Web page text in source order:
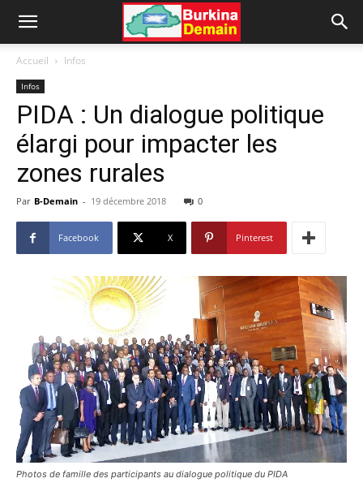
Accueil Infos
Infos
PIDA : Un dialogue politique
élargi pour impacter les
zones rurales
Par B-Demain - 19 décembre 2018 0
Facebook X Pinterest
Photos de famille des participants au dialogue politique du PIDA